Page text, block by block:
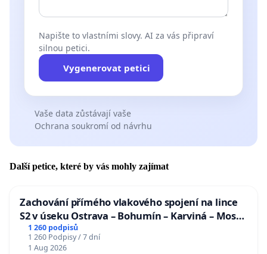
Napište to vlastními slovy. AI za vás připraví
silnou petici.
Vygenerovat petici
Vaše data zůstávají vaše
Ochrana soukromí od návrhu
Další petice, které by vás mohly zajímat
Zachování přímého vlakového spojení na lince
S2 v úseku Ostrava – Bohumín – Karviná – Mosty
u Jablunkova
1 260 podpisů
1 260 Podpisy / 7 dní
1 Aug 2026